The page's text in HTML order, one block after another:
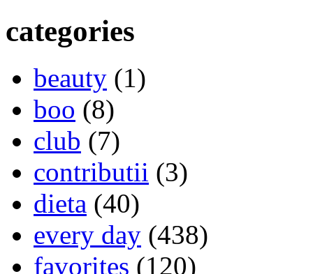
categories
beauty (1)
boo (8)
club (7)
contributii (3)
dieta (40)
every day (438)
favorites (120)